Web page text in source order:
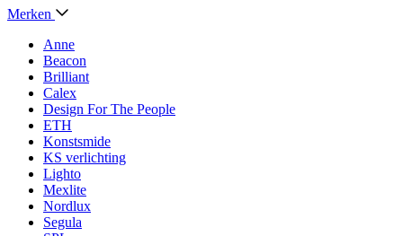
Merken
Anne
Beacon
Brilliant
Calex
Design For The People
ETH
Konstsmide
KS verlichting
Lighto
Mexlite
Nordlux
Segula